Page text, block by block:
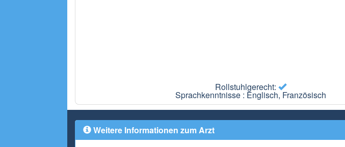
Rollstuhlgerecht:
Sprachkenntnisse : Englisch, Französisch
Weitere Informationen zum Arzt